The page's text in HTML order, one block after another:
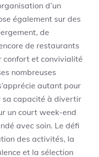
d’un
également sur des
de
de restaurants
confort et convivialité
nombreuses
autant pour
sa capacité à divertir
un court week-end
avec soin. Le défi
des activités, la
et la sélection